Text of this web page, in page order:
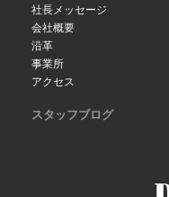
社長メッセージ
会社概要
沿革
事業所
アクセス
スタッフブログ